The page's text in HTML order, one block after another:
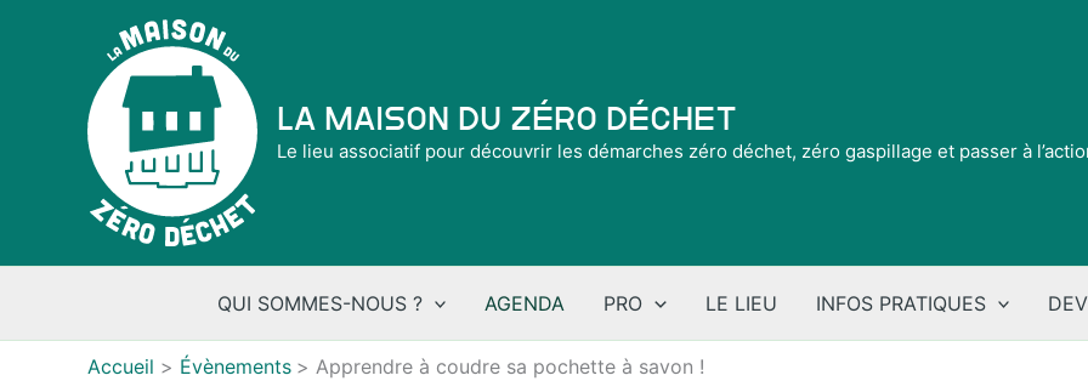
La Maison du Zéro Déchet
Le lieu associatif pour découvrir les démarches zéro déchet, zéro gaspillage et passer à
QUI SOMMES-NOUS ? AGENDA PRO LE LIEU INFOS PRATIQUES
Accueil Évènements Apprendre à coudre sa pochette à savon !